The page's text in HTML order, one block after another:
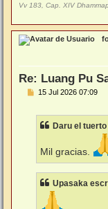
Vv 183, Cap. XIV
Re: Luang Pu
M
15 Jul 2026 07:09
Daru el tuerto
Mil gracias.
Upasaka